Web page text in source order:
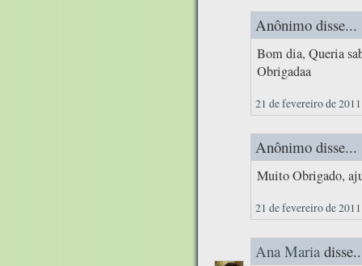
Anônimo disse...
Bom dia, Queria
Obrigadaa
21 de fevereiro de
Anônimo disse...
Muito Obrigado,
21 de fevereiro de
Ana Maria